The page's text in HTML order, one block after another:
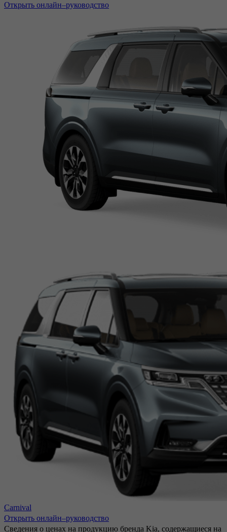
Открыть онлайн–руководство
Carnival
Открыть онлайн–руководство
Сведения о ценах на продукцию бренда Kia, содержащиеся на